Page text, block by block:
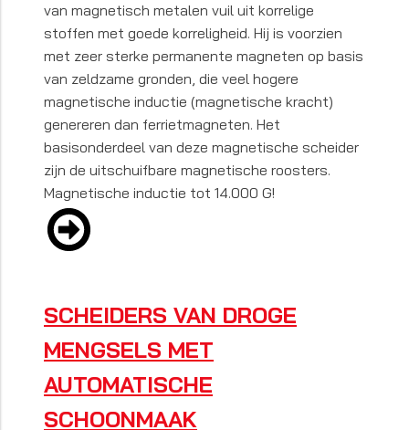
van magnetisch metalen vuil uit korrelige
stoffen met goede korreligheid. Hij is voorzien
met zeer sterke permanente magneten op basis
van zeldzame gronden, die veel hogere
magnetische inductie (magnetische kracht)
genereren dan ferrietmagneten. Het
basisonderdeel van deze magnetische scheider
zijn de uitschuifbare magnetische roosters.
Magnetische inductie tot 14.000 G!
SCHEIDERS VAN DROGE
MENGSELS MET
AUTOMATISCHE
SCHOONMAAK